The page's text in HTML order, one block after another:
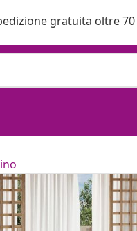
gratuita oltre 70